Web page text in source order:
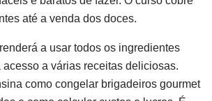
até a venda dos doces.
a usar todos os ingredientes
acesso a várias receitas deliciosas.
como congelar brigadeiros gourmet